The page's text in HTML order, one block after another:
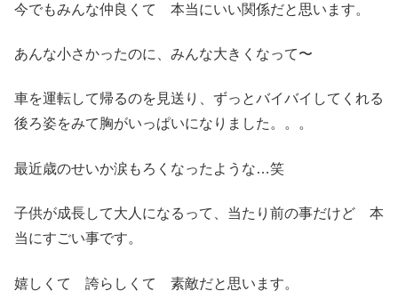
今でもみんな仲良くて 本当にいい関係だと思います。
あんな小さかったのに、みんな大きくなって〜
車を運転して帰るのを見送り、ずっとバイバイしてくれる
後ろ姿をみて胸がいっぱいになりました。。。
最近歳のせいか涙もろくなったような…笑
子供が成長して大人になるって、当たり前の事だけど 本
当にすごい事です。
嬉しくて 誇らしくて 素敵だと思います。